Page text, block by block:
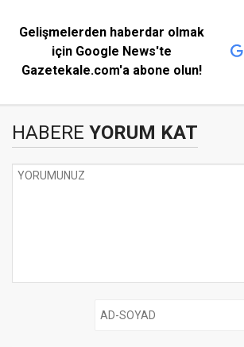
Gelişmelerden haberdar olmak
için Google News'te
Gazetekale.com'a abone olun!
HABERE YORUM KAT